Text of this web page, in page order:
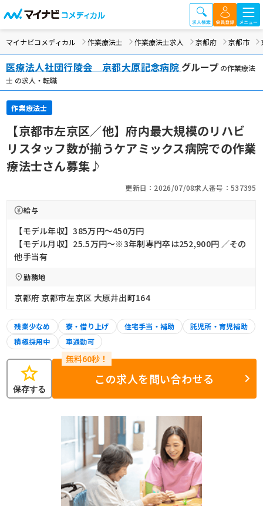
マイナビコメディカル 作業療法士 作業療法士求人 京都府 京都市
医療法人社団行陵会 京都大原記念病院 グループの作業療法
士 の求人・転職
作業療法士
【京都市左京区／他】府内最大規模のリハビ
リスタッフ数が揃うケアミックス病院での作業
療法士さん募集♪
更新日：2026/07/08求人番号：537395
給与
【モデル年収】385万円〜450万円
【モデル月収】25.5万円〜※3年制専門卒は252,900円 ／その
他手当有
勤務地
京都府 京都市左京区 大原井出町164
残業少なめ 寮・借り上げ 住宅手当・補助
託児所・育児補助
積極採用中
車通勤可
star
保存する
この求人を問い合わせる